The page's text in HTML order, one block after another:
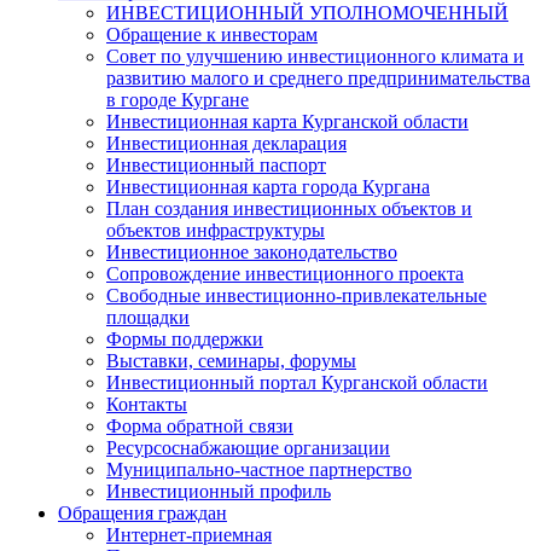
ИНВЕСТИЦИОННЫЙ УПОЛНОМОЧЕННЫЙ
Обращение к инвесторам
Совет по улучшению инвестиционного климата и
развитию малого и среднего предпринимательства
в городе Кургане
Инвестиционная карта Курганской области
Инвестиционная декларация
Инвестиционный паспорт
Инвестиционная карта города Кургана
План создания инвестиционных объектов и
объектов инфраструктуры
Инвестиционное законодательство
Сопровождение инвестиционного проекта
Свободные инвестиционно-привлекательные
площадки
Формы поддержки
Выставки, семинары, форумы
Инвестиционный портал Курганской области
Контакты
Форма обратной связи
Ресурсоснабжающие организации
Муниципально-частное партнерство
Инвестиционный профиль
Обращения граждан
Интернет-приемная